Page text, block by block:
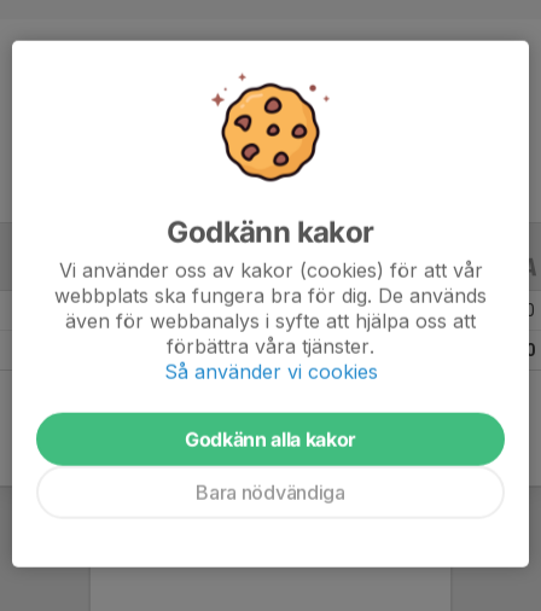
15 år
ALLA SERIER ALLA ÅR
Säsongen 25/26 0
0
Godkänn kakor
Vi använder oss av kakor (cookies) för att vår
webbplats ska fungera bra för dig. De används
även för webbanalys i syfte att hjälpa oss att
förbättra våra tjänster.
Så använder vi cookies
Godkänn alla kakor
Bara nödvändiga